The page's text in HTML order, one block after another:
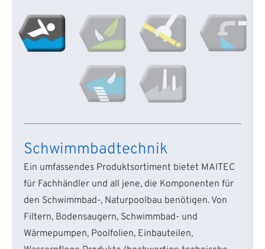
Schwimmbadtechnik
Ein umfassendes Produktsortiment bietet MAITEC
für Fachhändler und all jene, die Komponenten für
den Schwimmbad-, Naturpoolbau benötigen. Von
Filtern, Bodensaugern, Schwimmbad- und
Wärmepumpen, Poolfolien, Einbauteilen,